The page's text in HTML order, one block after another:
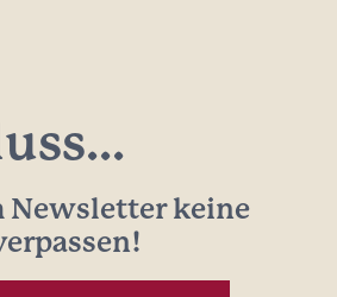
Newsletter keine